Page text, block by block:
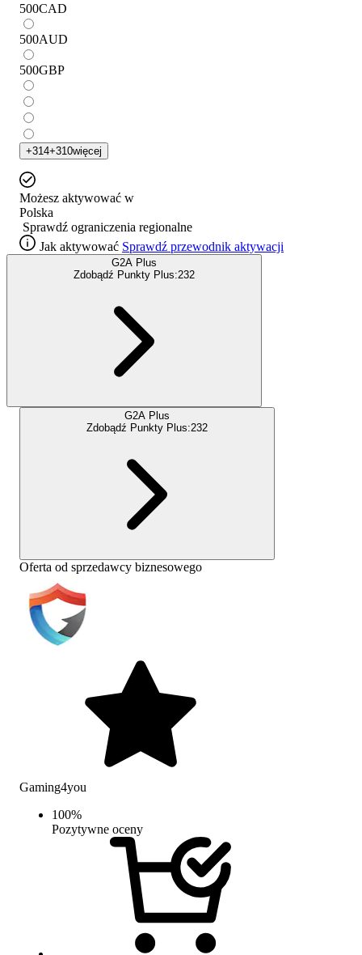
500CAD
500AUD
500GBP
+314+310więcej
Możesz aktywować w
Polska
Sprawdź ograniczenia regionalne
Jak aktywować Sprawdź przewodnik aktywacji
G2A Plus
Zdobądź Punkty Plus:232
G2A Plus
Zdobądź Punkty Plus:232
Oferta od sprzedawcy biznesowego
Gaming4you
100%
Pozytywne oceny